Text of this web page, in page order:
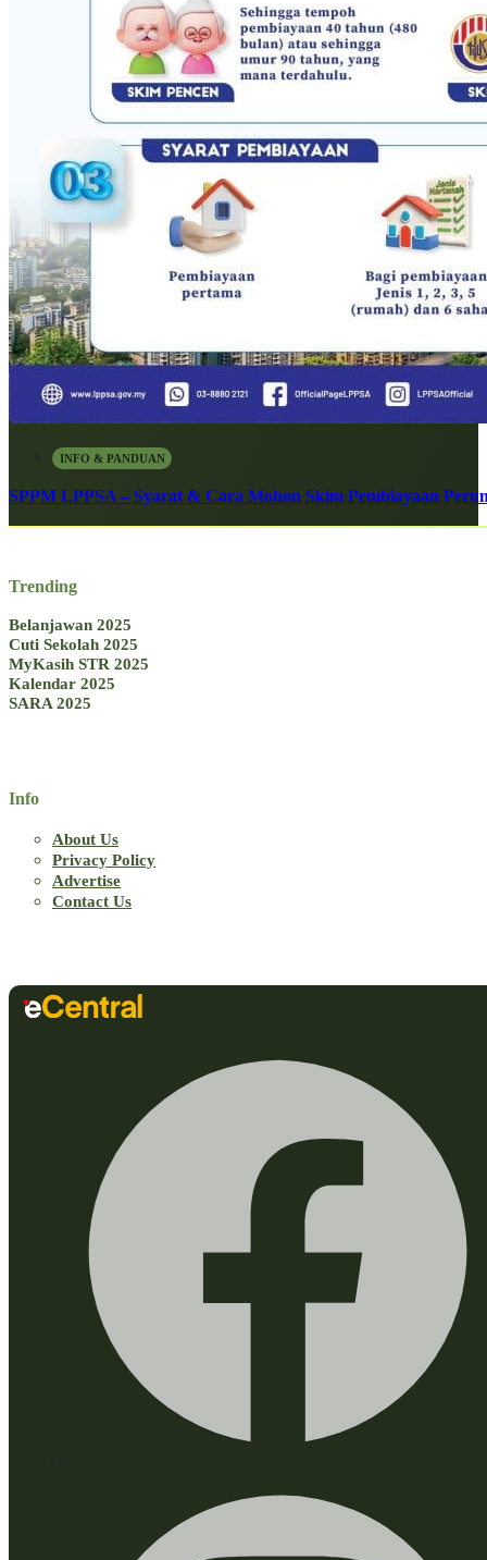
INFO & PANDUAN
SPPM LPPSA – Syarat & Cara Mohon Skim Pembiayaan
Trending
Belanjawan 2025
Cuti Sekolah 2025
MyKasih STR 2025
Kalendar 2025
SARA 2025
Info
About Us
Privacy Policy
Advertise
Contact Us